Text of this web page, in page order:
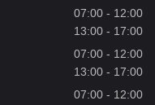
07:00 - 12:00
13:00 - 17:00
07:00 - 12:00
13:00 - 17:00
07:00 - 12:00